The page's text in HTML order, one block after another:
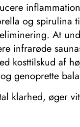
og spirulina
At
infrarøde
kosttilskud af
genoprette
klarhed, øger